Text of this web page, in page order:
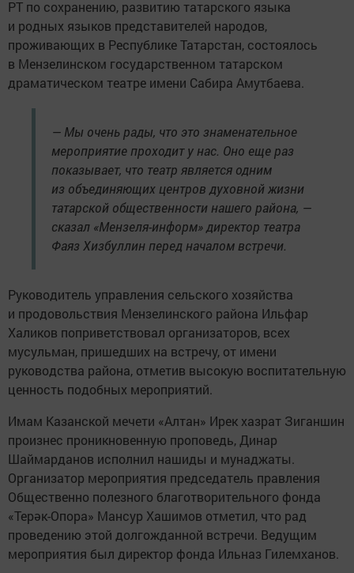
РТ по сохранению, развитию татарского языка
и родных языков представителей народов,
проживающих в Республике Татарстан, состоялось
в Мензелинском государственном татарском
драматическом театре имени Сабира Амутбаева.
— Мы очень рады, что это знаменательное
мероприятие проходит у нас. Оно еще раз
показывает, что театр является одним
из объединяющих центров духовной жизни
татарской общественности нашего района, —
сказал «Мензеля-информ» директор театра
Фаяз Хизбуллин перед началом встречи.
Руководитель управления сельского хозяйства
и продовольствия Мензелинского района Ильфар
Халиков поприветствовал организаторов, всех
мусульман, пришедших на встречу, от имени
руководства района, отметив высокую воспитательную
ценность подобных мероприятий.
Имам Казанской мечети «Алтан» Ирек хазрат Зиганшин
произнес проникновенную проповедь, Динар
Шаймарданов исполнил нашиды и мунаджаты.
Организатор мероприятия председатель правления
Общественно полезного благотворительного фонда
«Терәк-Опора» Мансур Хашимов отметил, что рад
проведению этой долгожданной встречи. Ведущим
мероприятия был директор фонда Ильназ Гилемханов.